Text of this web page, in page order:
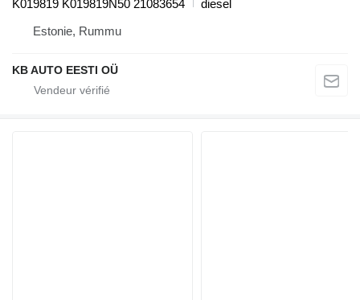
K019819 K019819N50 21083654
diesel
Estonie, Rummu
KB AUTO EESTI OÜ